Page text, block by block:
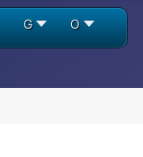
G О